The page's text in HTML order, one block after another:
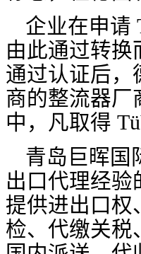
企业在申请
由此通过转
通过认证后，
商的整流器厂
中，凡取得
青岛巨晖国
出口代理经
提供进出口权
检、代缴关税